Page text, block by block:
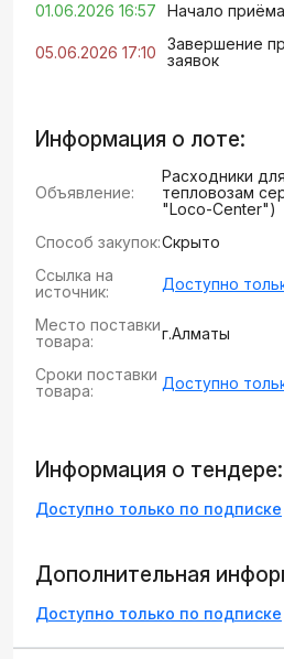
01.06.2026 16:57
Начало
05.06.2026 17:10
Завершение
заявок
Информация о лоте:
Объявление:
Расходники
тепловозам
"Loco-Center")
Способ закупок:Скрыто
Ссылка на
источник:
Доступно
Место поставки
товара:
г.Алматы
Сроки поставки
товара:
Доступно
Информация о тендере:
Доступно только по подписке
Дополнительная
Доступно только по подписке